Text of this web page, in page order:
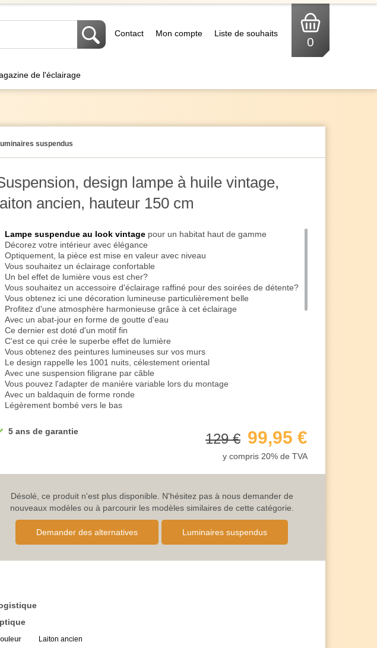
Contact Mon compte Liste de souhaits
0
de l'éclairage
suspendus
design lampe à huile vintage,
ancien, hauteur 150 cm
Lampe suspendue au look vintage pour un habitat haut de gamme
Décorez votre intérieur avec élégance
Optiquement, la pièce est mise en valeur avec niveau
Vous souhaitez un éclairage confortable
Un bel effet de lumière vous est cher?
Vous souhaitez un accessoire d'éclairage raffiné pour des soirées de détente?
Vous obtenez ici une décoration lumineuse particulièrement belle
Profitez d'une atmosphère harmonieuse grâce à cet éclairage
Avec un abat-jour en forme de goutte d'eau
Ce dernier est doté d'un motif fin
C'est ce qui crée le superbe effet de lumière
Vous obtenez des peintures lumineuses sur vos murs
Le design rappelle les 1001 nuits, célestement oriental
Avec une suspension filigrane par câble
Vous pouvez l'adapter de manière variable lors du montage
Avec un baldaquin de forme ronde
Légèrement bombé vers le bas
Finition en laiton vieilli pour un look authentique
Avec une tension de fonctionnement de 230V / 50Hz (raccordement électrique
La douille d'ampoule intégrée est E14
Convient à une puissance maximale de 40 watts
Une seule ampoule est nécessaire pour l'éclairage
Choisissez de les commander avec nous dans la boutique
Nous vous recommandons d'utiliser la technologie LED
Renseignez-vous sur les rabais de quantité en cas de nombre d'articles plus
élevé
Nous attendons vos demandes avec impatience
5 ans de garantie 129 € 99,95 €
y compris 20% de TVA
Désolé, ce produit n'est plus disponible. N'hésitez pas à nous demander de
nouveaux modèles ou à parcourir les modèles similaires de cette catégorie.
Demander des alternatives Luminaires suspendus
Laiton ancien